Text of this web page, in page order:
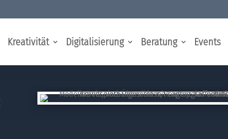
Kreativität Digitalisierung Beratung Events